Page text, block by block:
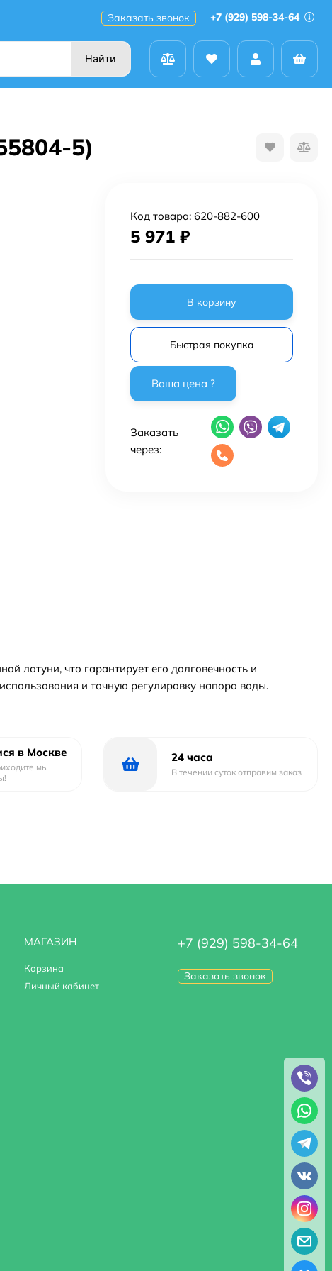
Заказать звонок +7 (929) 598-34-64
Найти
5)
Код товара: 620-882-600
5 971 ₽
В корзину
Быстрая покупка
Заказать
через:
латуни, что гарантирует его долговечность и
и точную регулировку напора воды.
в Москве
мы
24 часа
В течении суток отправим заказ
МАГАЗИН
Корзина
Личный кабинет
+7 (929) 598-34-64
Заказать звонок